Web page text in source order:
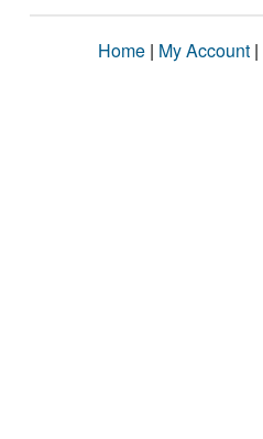
Home | My Account |